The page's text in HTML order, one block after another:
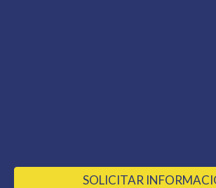
SOLICITAR